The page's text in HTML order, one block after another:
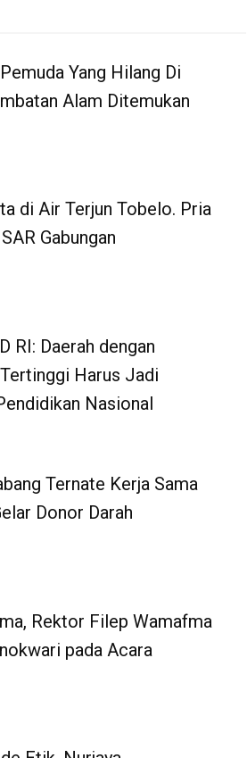
Yang Hilang Di
Alam Ditemukan
di Air Terjun Tobelo. Pria
Gabungan
RI: Daerah dengan
Harus Jadi
Nasional
Ternate Kerja Sama
Donor Darah
Rektor Filep Wamafma
pada Acara